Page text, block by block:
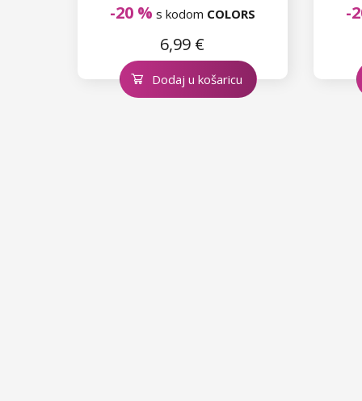
-20 % s kodom COLORS
6,99 €
Dodaj u košaricu
-